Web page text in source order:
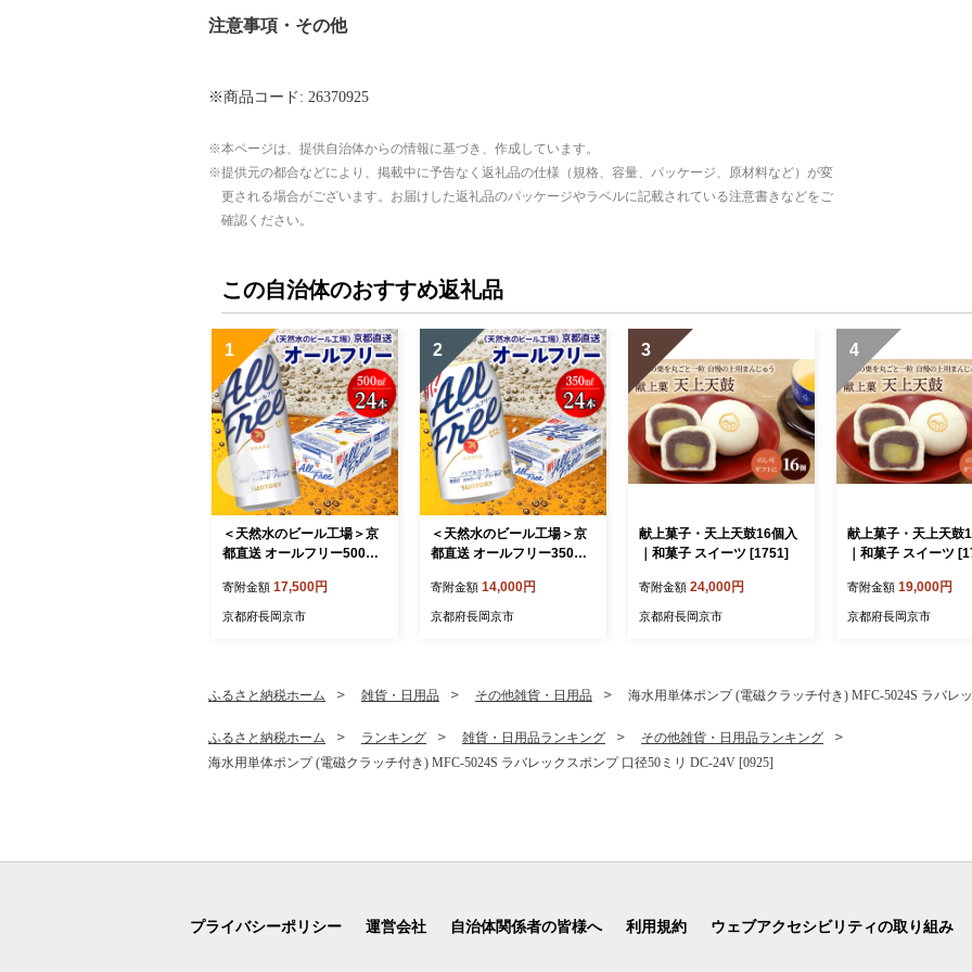
注意事項・その他
※商品コード: 26370925
本ページは、提供自治体からの情報に基づき、作成しています。
提供元の都合などにより、掲載中に予告なく返礼品の仕様（規格、容量、パッケージ、原材料など）が変
更される場合がございます。お届けした返礼品のパッケージやラベルに記載されている注意書きなどをご
確認ください。
この自治体のおすすめ返礼品
1
＜天然水のビール工場＞京
都直送 オールフリー500ml
寄附金額 17,500円
京都府長岡京市
2
＜天然水のビール工場＞京
都直送 オールフリー350ml
寄附金額 14,000円
京都府長岡京市
3
献上菓子・天上天鼓16個入
｜和菓子 スイーツ [1751]
寄附金額 24,000円
京都府長岡京市
4
献上菓子・天上天鼓
｜和菓子 スイーツ
寄附金額 19,000円
京都府長岡京市
ふるさと納税ホーム 雑貨・日用品 その他雑貨・日用品 海水用単体ポンプ (電磁クラッチ付き) MFC-5024S ラバレ
ふるさと納税ホーム ランキング 雑貨・日用品ランキング
その他雑貨・日用品ランキング
海水用単体ポンプ (電磁クラッチ付き) MFC-5024S ラバレックスポンプ 口径50ミリ DC-24V [0925]
プライバシーポリシー 運営会社 自治体関係者の皆様へ 利用規約 ウェブアクセシビリティの取り組み